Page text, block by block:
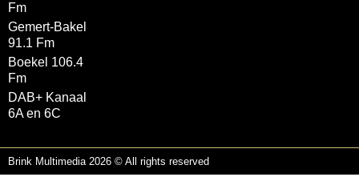
Fm
Gemert-Bakel
91.1 Fm
Boekel 106.4
Fm
DAB+ Kanaal
6A en 6C
Brink Multimedia 2026 © All rights reserved